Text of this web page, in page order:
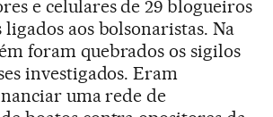
e celulares de 29 blogueiros
aos bolsonaristas. Na
foram quebrados os sigilos
investigados. Eram
uma rede de